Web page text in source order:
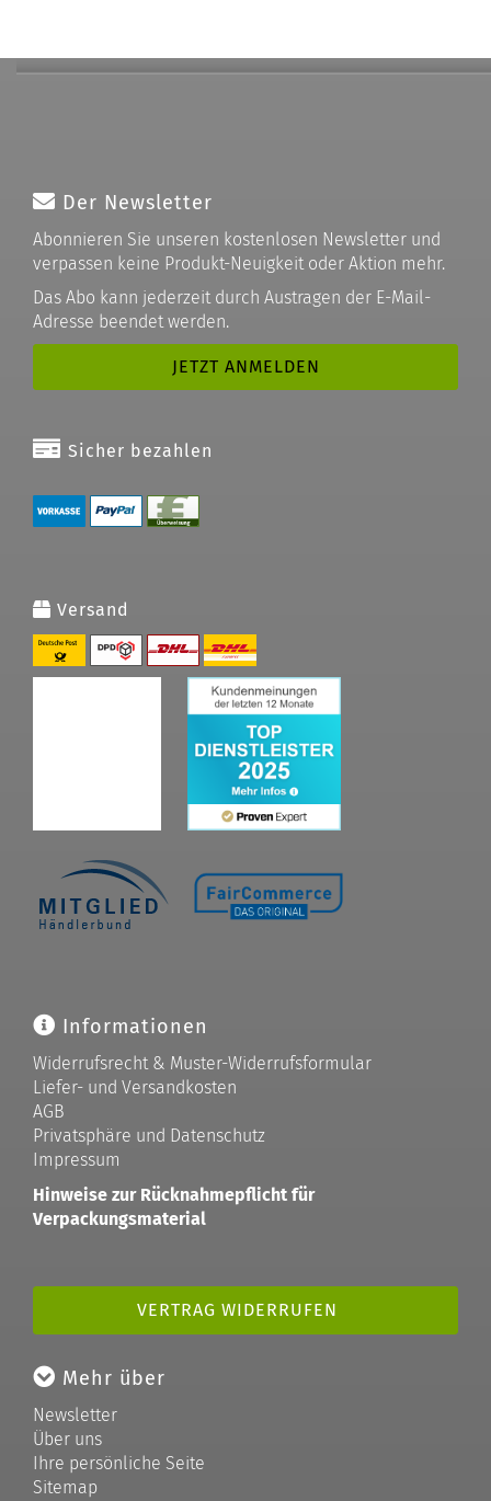
Der Newsletter
Abonnieren Sie unseren kostenlosen Newsletter und
verpassen keine Produkt-Neuigkeit oder Aktion mehr.
Das Abo kann jederzeit durch Austragen der E-Mail-
Adresse beendet werden.
Sicher bezahlen
Versand
Informationen
Widerrufsrecht & Muster-Widerrufsformular
Liefer- und Versandkosten
AGB
Privatsphäre und Datenschutz
Impressum
Hinweise zur Rücknahmepflicht für
Verpackungsmaterial
VERTRAG WIDERRUFEN
Mehr über
Newsletter
Über uns
Ihre persönliche Seite
Sitemap